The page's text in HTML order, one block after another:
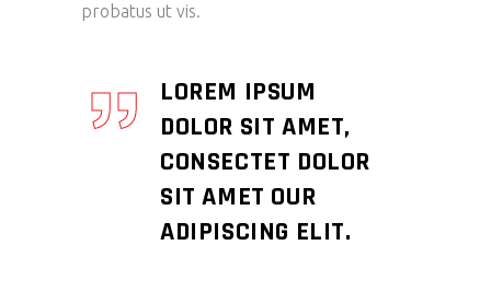
probatus ut vis.
LOREM IPSUM
DOLOR SIT AMET,
CONSECTET DOLOR
SIT AMET OUR
ADIPISCING ELIT.